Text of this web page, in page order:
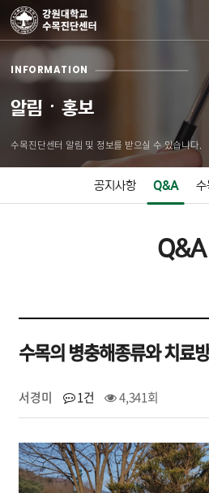
INFORMATION
알림ㆍ홍보
수목진단센터 알림 및 정보를 받으실 수 있습니다.
공지사항 Q&A 수
Q&A
수목의 병충해종류와 치료
서경미 1건 4,341회